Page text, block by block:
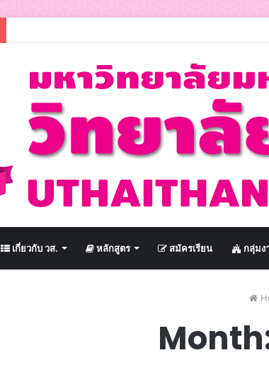
เกี่ยวกับ วส. หลักสูตร สมัครเรียน กลุ่มง